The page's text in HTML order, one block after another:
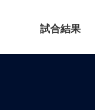
試合結果